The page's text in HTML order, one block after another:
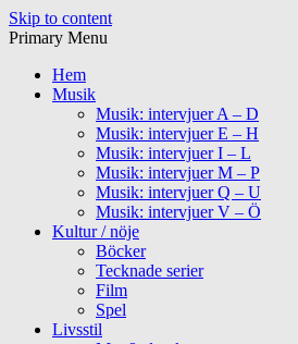
Skip to content
Primary Menu
Hem
Musik
Musik: intervjuer A – D
Musik: intervjuer E – H
Musik: intervjuer I – L
Musik: intervjuer M – P
Musik: intervjuer Q – U
Musik: intervjuer V – Ö
Kultur / nöje
Böcker
Tecknade serier
Film
Spel
Livsstil